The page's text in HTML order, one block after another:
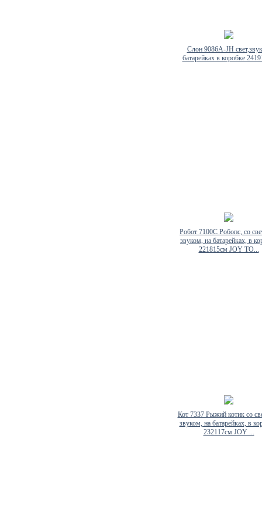
Слон 9086A-JH
батарейках в коробке
Робот 7100C Робопс, со
звуком, на батарейках, в
221815см JOY TO...
Кот 7337 Рыжий котик со
звуком, на батарейках, в
232117см JOY ...